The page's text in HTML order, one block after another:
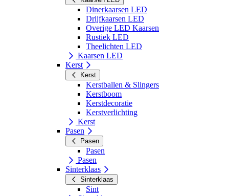
Dinerkaarsen LED
Drijfkaarsen LED
Overige LED Kaarsen
Rustiek LED
Theelichten LED
Kaarsen LED
Kerst
Kerst
Kerstballen & Slingers
Kerstboom
Kerstdecoratie
Kerstverlichting
Kerst
Pasen
Pasen
Pasen
Pasen
Sinterklaas
Sinterklaas
Sint